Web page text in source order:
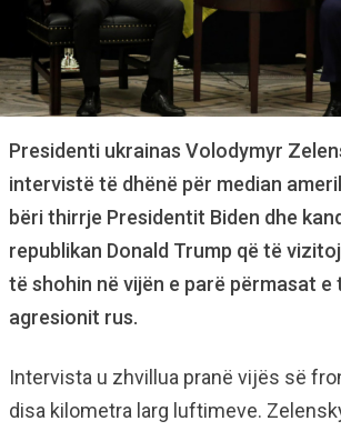
Presidenti ukrainas Volodymyr
intervistë të dhënë për median
bëri thirrje Presidentit Biden dhe
republikan Donald Trump që të
të shohin në vijën e parë përmasat e
agresionit rus.
Intervista u zhvillua pranë vijës së
disa kilometra larg luftimeve.